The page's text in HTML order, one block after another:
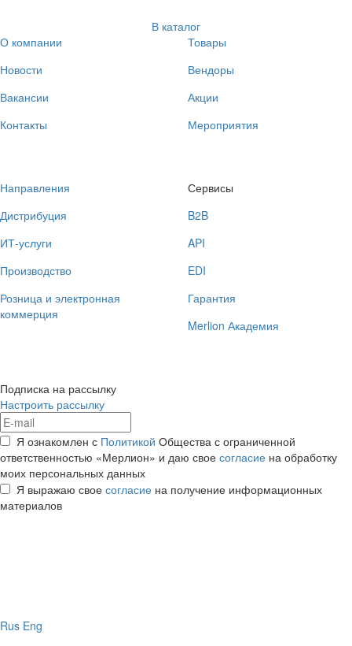
В каталог
О компании
Новости
Вакансии
Контакты
Товары
Вендоры
Акции
Мероприятия
Направления
Дистрибуция
ИТ-услуги
Производство
Розница и электронная
коммерция
Сервисы
B2B
API
EDI
Гарантия
Merlion Академия
Подписка на рассылку
Настроить рассылку
Я ознакомлен с Политикой Общества с ограниченной
ответственностью «Мерлион» и даю свое согласие на обработку
моих персональных данных
Я выражаю свое согласие на получение информационных
материалов
Rus Eng